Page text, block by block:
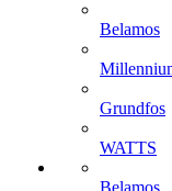
Belamos
Grundfos
WATTS
Belamos